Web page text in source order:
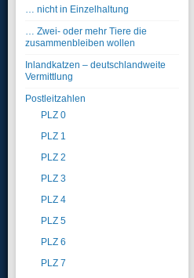
… nicht in Einzelhaltung
… Zwei- oder mehr Tiere die
zusammenbleiben wollen
Inlandkatzen – deutschlandweite
Vermittlung
Postleitzahlen
PLZ 0
PLZ 1
PLZ 2
PLZ 3
PLZ 4
PLZ 5
PLZ 6
PLZ 7